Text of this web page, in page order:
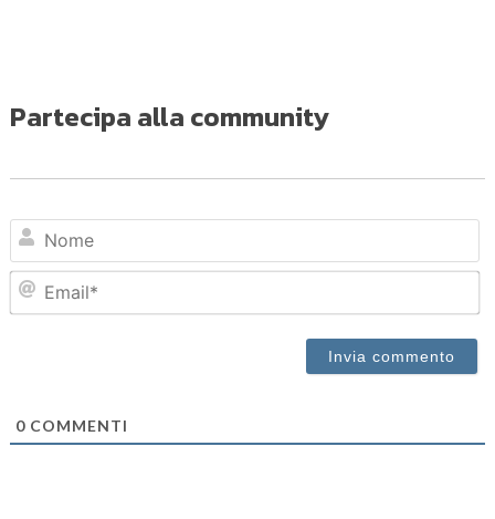
Partecipa alla community
0COMMENTI